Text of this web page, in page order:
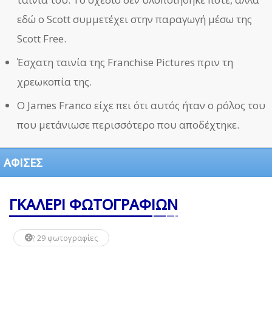
εδώ ο Scott συμμετέχει στην παραγωγή μέσω της
Scott Free.
Έσχατη ταινία της Franchise Pictures πριν τη
χρεωκοπία της.
Ο James Franco είχε πει ότι αυτός ήταν ο ρόλος του
που μετάνιωσε περισσότερο που αποδέχτηκε.
ΑΦΙΣΕΣ
ΓΚΑΛΕΡΙ ΦΩΤΟΓΡΑΦΙΩΝ
29 φωτογραφίες